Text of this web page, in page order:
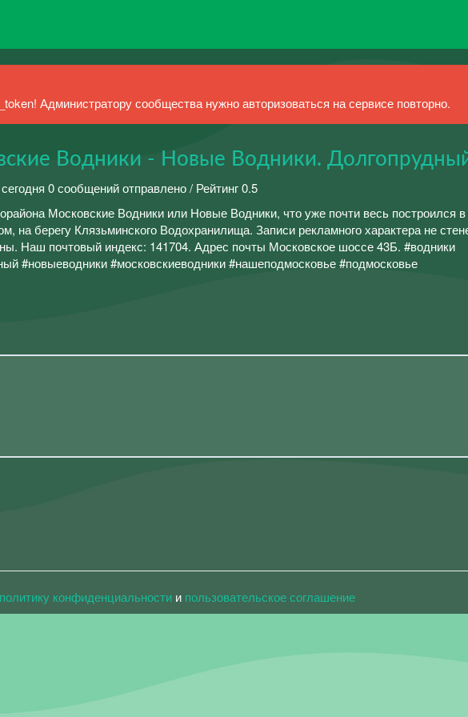
Администратору сообщества нужно авторизоваться на сервисе повторно.
Водники - Новые Водники.
0 сообщений отправлено / Рейтинг 0.5
Московские Водники или Новые Водники, что уже почти весь построился
на берегу Клязьминского Водохранилища. Записи рекламного характера не
Наш почтовый индекс: 141704. Адрес почты Московское шоссе 43Б. #водники
#новыеводники #московскиеводники #нашеподмосковье #подмосковье
политику конфиденциальности и пользовательское соглашение